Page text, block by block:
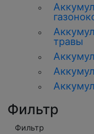
травы
Фильтр
Фильтр